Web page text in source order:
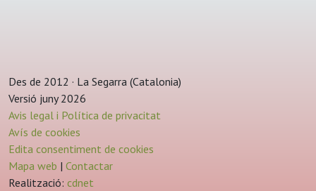
Des de 2012 · La Segarra (Catalonia)
Versió juny 2026
Avis legal i Política de privacitat
Avís de cookies
Edita consentiment de cookies
Mapa web | Contactar
Realització: cdnet